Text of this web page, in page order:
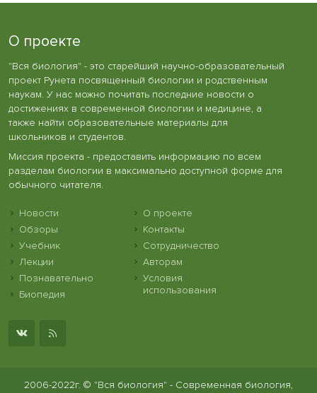
О проекте
"Вся биология" - это старейший научно-образовательный
проект Рунета посвященный биологии и родственным
наукам. У нас можно почитать последние новости о
достижениях в современной биологии и медицине, а
также найти образовательные материалы для
школьников и студентов.
Миссия проекта - предоставить информацию по всем
разделам биологии в максимально доступной форме для
обычного читателя.
Новости
Обзоры
Учебник
Лекции
Познавательно
Биопедия
О проекте
Контакты
Сотрудничество
Авторам
Условия
использования
2006-2022г. © "Вся биология" - Современная биология,